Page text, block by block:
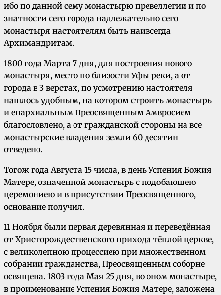
ибо по данной сему монастырю превеллегии и по
знатности сего города надлежательно сего
монастыря настоятелям быть наивсегда
Архимандритам.
1800 года Марта 7 дня, для построения нового
монастыря, место по близости Уфы реки, а от
города в 3 верстах, по усмотрению настоятеля
нашлось удобным, на котором строить монастырь
и епархиальным Преосвященным Амвросием
благословлено, а от гражданской стороны на все
монастырские владения земли 60 десятин
отведено.
Тогож года Августа 15 числа, в день Успения Божия
Матере, означенной монастырь с подобающею
церемониею и в присутствии Преосвященного,
основание получил.
11 Ноября были первая деревянная и переведённая
от Христорождественского прихода тёплой церкве,
с великолепною процессиею при множественном
собрании гражданства, Преосвященным соборне
освящена. 1803 года Мая 25 дня, во оном монастыре,
в проименование Успения Божия Матере, заложена